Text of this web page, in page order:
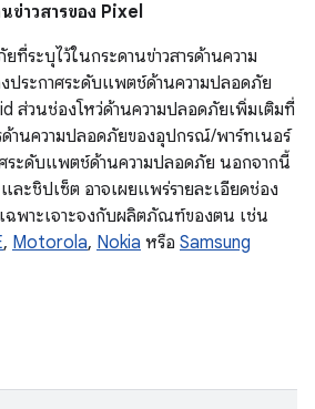
ข่าวสารของ Pixel
ที่ระบุไว้ในกระดานข่าวสารด้านความ
ระกาศระดับแพตช์ด้านความปลอดภัย
ส่วนช่องโหว่ด้านความปลอดภัยเพิ่มเติมที่
ด้านความปลอดภัยของอุปกรณ์/พาร์ทเนอร์
ระดับแพตช์ด้านความปลอดภัย นอกจากนี้
ะชิปเซ็ต อาจเผยแพร่รายละเอียดช่อง
ฉพาะเจาะจงกับผลิตภัณฑ์ของตน เช่น
, Motorola, Nokia หรือ Samsung